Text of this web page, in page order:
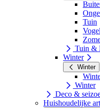
Tuin
Tuin &
Winter
Winter
Winter
Deco &
Huishoudelijke